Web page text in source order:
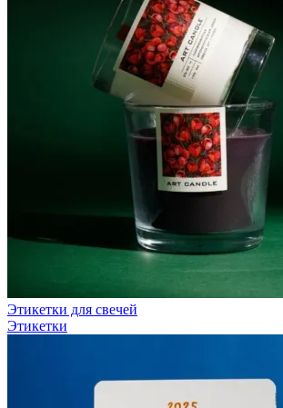
Этикетки для свечей
Этикетки